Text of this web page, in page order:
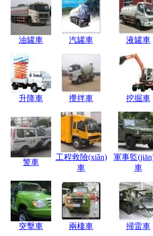
油罐車 汽罐車 液罐車
升降車 攪拌車 挖掘車
警車
工程救險(xiǎn)
車
軍事監
車
突擊車 兩棲車 掃雷車